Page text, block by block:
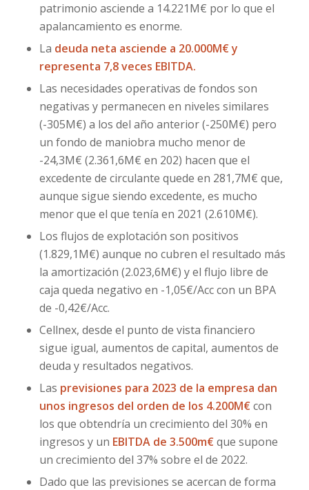
patrimonio asciende a 14.221M€ por lo que el
apalancamiento es enorme.
La deuda neta asciende a 20.000M€ y
representa 7,8 veces EBITDA.
Las necesidades operativas de fondos son
negativas y permanecen en niveles similares
(-305M€) a los del año anterior (-250M€) pero
un fondo de maniobra mucho menor de
-24,3M€ (2.361,6M€ en 202) hacen que el
excedente de circulante quede en 281,7M€ que,
aunque sigue siendo excedente, es mucho
menor que el que tenía en 2021 (2.610M€).
Los flujos de explotación son positivos
(1.829,1M€) aunque no cubren el resultado más
la amortización (2.023,6M€) y el flujo libre de
caja queda negativo en -1,05€/Acc con un BPA
de -0,42€/Acc.
Cellnex, desde el punto de vista financiero
sigue igual, aumentos de capital, aumentos de
deuda y resultados negativos.
Las previsiones para 2023 de la empresa dan
unos ingresos del orden de los 4.200M€con
los que obtendría un crecimiento del 30% en
ingresos y un EBITDA de 3.500m€que supone
un crecimiento del 37% sobre el de 2022.
Dado que las previsiones se acercan de forma